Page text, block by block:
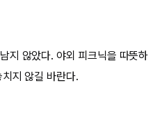
지 않았다. 야외 피크닉을 따뜻하
지 않길 바란다.